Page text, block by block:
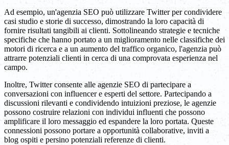
Ad esempio, un'agenzia SEO può utilizzare Twitter per condividere
casi studio e storie di successo, dimostrando la loro capacità di
fornire risultati tangibili ai clienti. Sottolineando strategie e tecniche
specifiche che hanno portato a un miglioramento nelle classifiche dei
motori di ricerca e a un aumento del traffico organico, l'agenzia può
attrarre potenziali clienti in cerca di una comprovata esperienza nel
campo.
Inoltre, Twitter consente alle agenzie SEO di partecipare a
conversazioni con influencer e esperti del settore. Partecipando a
discussioni rilevanti e condividendo intuizioni preziose, le agenzie
possono costruire relazioni con individui influenti che possono
amplificare il loro messaggio ed espandere la loro portata. Queste
connessioni possono portare a opportunità collaborative, inviti a
blog ospiti e persino potenziali referenze di clienti.